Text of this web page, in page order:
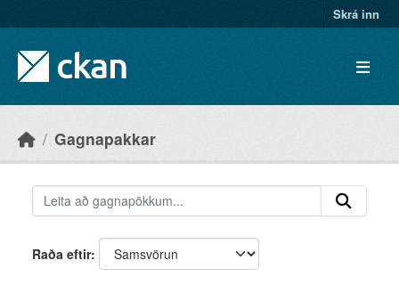
Skrá inn
Gagnapakkar
Raða eftir